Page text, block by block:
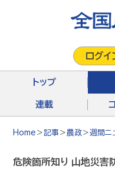
トップ
連載
ログイ
Home ＞記事＞農政＞週間ニ
危険箇所知り 山地災害